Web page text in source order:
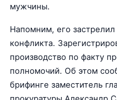
мужчины.
Напомним, его
конфликта.
производство по факту
полномочий. Об этом
брифинге заместитель